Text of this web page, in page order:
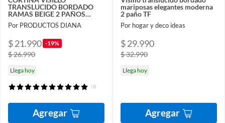
TRANSLUCIDO BORDADO
RAMAS BEIGE 2 PAÑOS
140X220CM
Por PRODUCTOS DIANA
$ 21.990 -19%
$ 26.990
Llega hoy
(3)
Agregar
mariposas elegantes moderna
2 paño TF
Por hogar y deco ideas
$ 29.990
$ 32.990
Llega hoy
Agregar